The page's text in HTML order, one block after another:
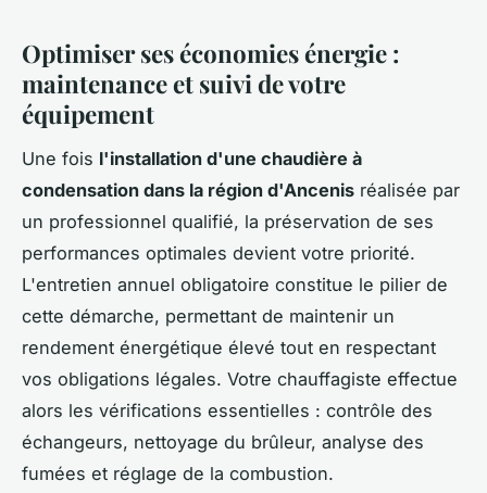
Optimiser ses économies énergie :
maintenance et suivi de votre
équipement
Une fois l'installation d'une chaudière à
condensation dans la région d'Ancenis réalisée par
un professionnel qualifié, la préservation de ses
performances optimales devient votre priorité.
L'entretien annuel obligatoire constitue le pilier de
cette démarche, permettant de maintenir un
rendement énergétique élevé tout en respectant
vos obligations légales. Votre chauffagiste effectue
alors les vérifications essentielles : contrôle des
échangeurs, nettoyage du brûleur, analyse des
fumées et réglage de la combustion.